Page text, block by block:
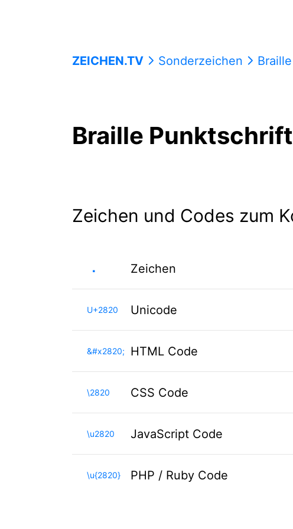
ZEICHEN.TV Sonderzeichen
Braille
Zeichen und Codes zum
⠠ Zeichen
U+2820 Unicode
&#x2820; HTML Code
\2820 CSS Code
\u2820 JavaScript Code
\u{2820} PHP / Ruby Code